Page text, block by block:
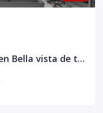
Apartamento en venta en Bella vista de tres habitaciones